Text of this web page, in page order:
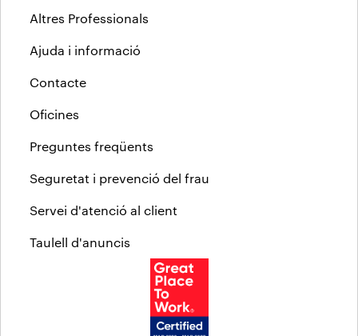
Altres Professionals
Ajuda i informació
Contacte
Oficines
Preguntes freqüents
Seguretat i prevenció del frau
Servei d'atenció al client
Taulell d'anuncis